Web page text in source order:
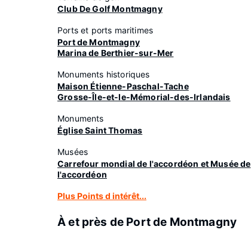
Club De Golf Montmagny
Ports et ports maritimes
Port de Montmagny
Marina de Berthier-sur-Mer
Monuments historiques
Maison Étienne-Paschal-Tache
Grosse-Île-et-le-Mémorial-des-Irlandais
Monuments
Église Saint Thomas
Musées
Carrefour mondial de l'accordéon et Musée de
l'accordéon
Plus Points d intérêt...
À et près de Port de Montmagny